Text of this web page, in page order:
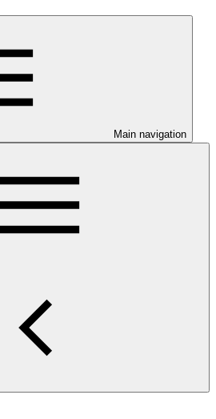
Main navigation